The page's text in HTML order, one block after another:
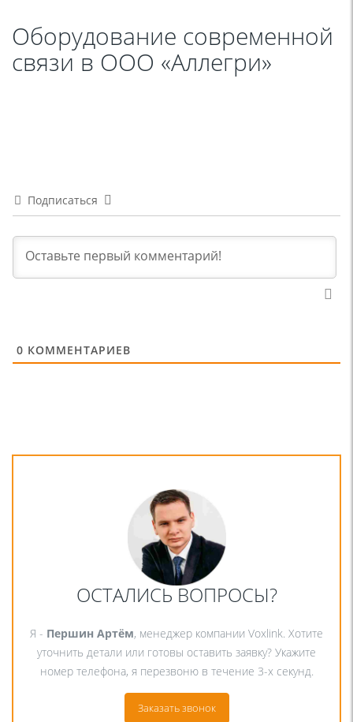
Оборудование современной
связи в ООО «Аллегри»
Подписаться
0 КОММЕНТАРИЕВ
ОСТАЛИСЬ ВОПРОСЫ?
Я - Першин Артём, менеджер компании Voxlink. Хотите
уточнить детали или готовы оставить заявку? Укажите
номер телефона, я перезвоню в течение 3-х секунд.
Заказать звонок